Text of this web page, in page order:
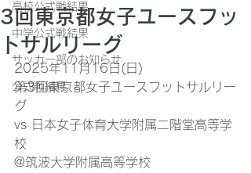
高校公式戦結果
中学公式戦結果
サッカー部のお知らせ
公式戦結果
3回東京都女子ユースフッ
トサルリーグ
2025年11月16日(日)
第3回東京都女子ユースフットサルリー
グ
vs 日本女子体育大学附属二階堂高等学
校
@筑波大学附属高等学校